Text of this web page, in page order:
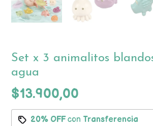
Set x 3 animalitos
agua
$13.900,00
20% OFFcon Transferencia